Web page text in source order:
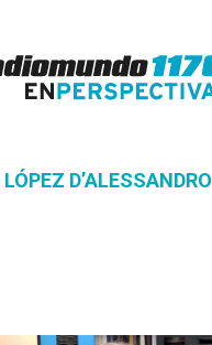
D’ALESSANDRO